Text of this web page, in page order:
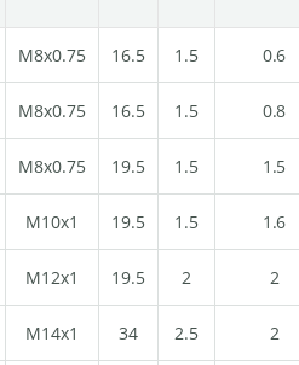
M8x0.75 16.5 1.5 0.6
M8x0.75 16.5 1.5 0.8
M8x0.75 19.5 1.5 1.5
M10x1 19.5 1.5 1.6
M12x1 19.5 2 2
M14x1 34 2.5 2